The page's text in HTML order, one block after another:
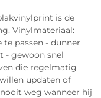
is de
Vinylmateriaal:
passen - dunner
- gewoon snel
die regelmatig
updaten of
weg wanneer hij